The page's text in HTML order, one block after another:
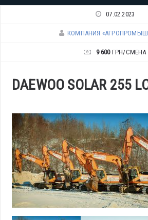
07.02.2023
КОМПАНИЯ
9 600 ГРН/СМЕНА
DAEWOO SOLAR 255